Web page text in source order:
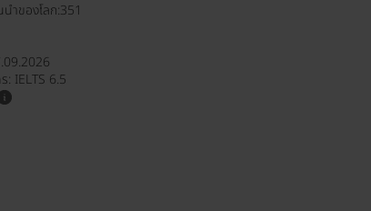
ำของโลก:351
: IELTS 6.5